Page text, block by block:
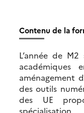
Contenu de la
L’année de M2
académiques
aménagement
des outils
des UE